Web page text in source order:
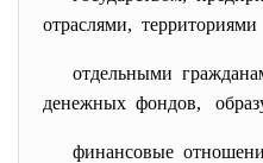
отраслями,
отдельными
денежных фондов,
финансовые